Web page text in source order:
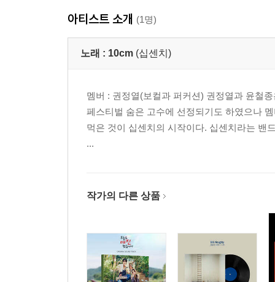
아티스트 소개 (1명)
노래 : 10cm (십센치)
멤버 : 권정열(보컬과 퍼커션) 권정열과 윤철
페스티벌 숨은 고수에 선정되기도 하였으나
먹은 것이 십센치의 시작이다. 십센치라는 밴
...
작가의 다른 상품